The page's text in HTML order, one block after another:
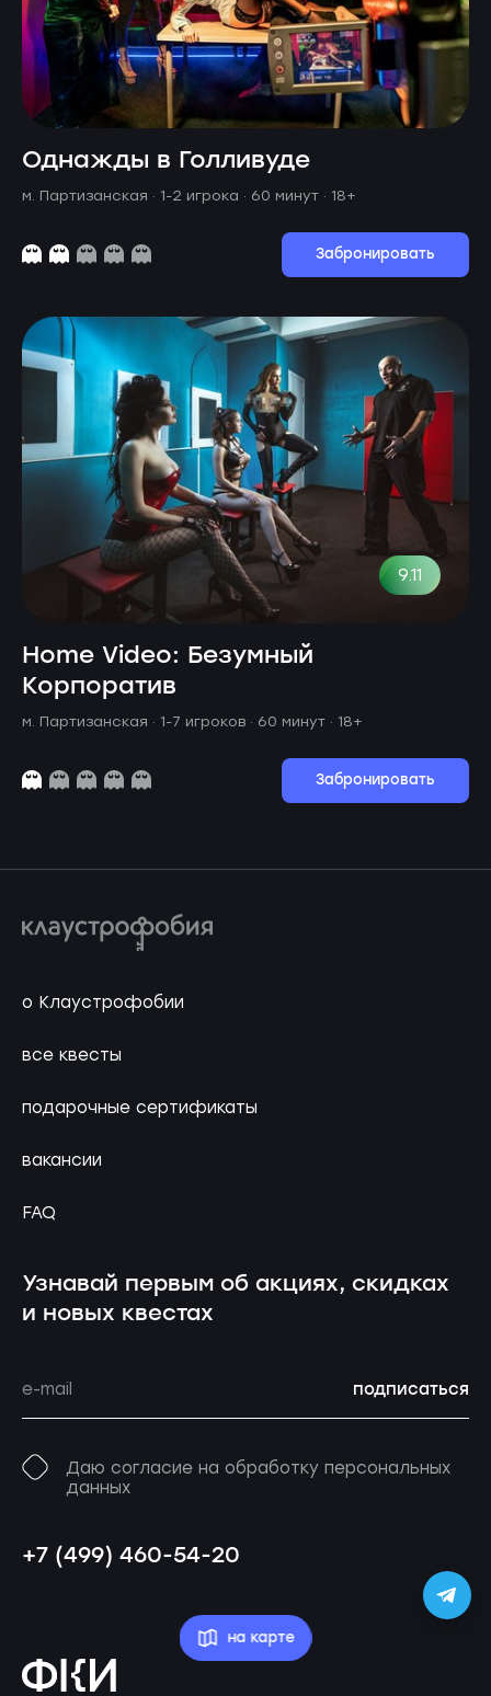
на карте
Однажды в Голливуде
м. Партизанская · 1-2 игрока · 60 минут · 18+
Забронировать
9.11
Home Video: Безумный
Корпоратив
м. Партизанская · 1-7 игроков · 60 минут · 18+
Забронировать
о Клаустрофобии
все квесты
подарочные сертификаты
вакансии
FAQ
Узнавай первым об акциях, скидках
и новых квестах
подписаться
Даю согласие на обработку персональных
данных
+7 (499) 460-54-20